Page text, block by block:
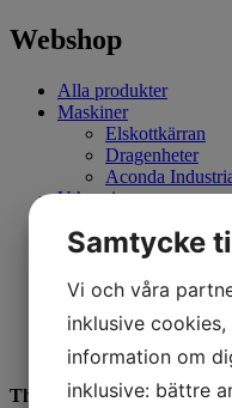
Webshop
Alla produkter
Maskiner
Elskottkärran
Dragenheter
Aconda
Uthyrning
Begagnat
Aconda
Muck-Truck
Elskottkärran
Reservdelar
Thovo AB
Samtycke
Vi och våra
inklusive
information om
inklusive: bättre